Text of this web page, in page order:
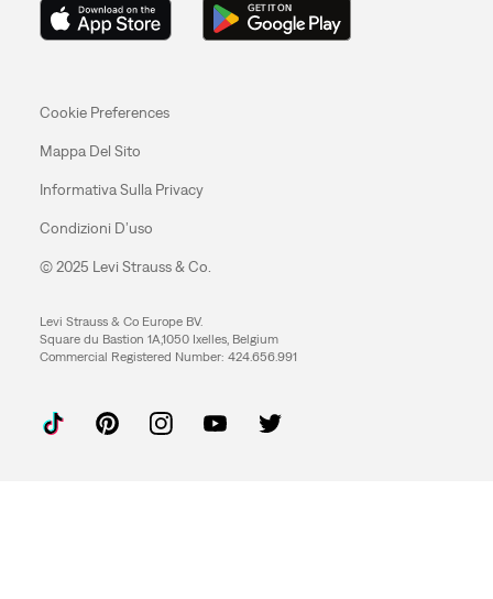
Cookie Preferences
Mappa Del Sito
Informativa Sulla Privacy
Condizioni D’uso
© 2025 Levi Strauss & Co.
Levi Strauss & Co Europe BV.
Square du Bastion 1A,1050 Ixelles, Belgium
Commercial Registered Number: 424.656.991